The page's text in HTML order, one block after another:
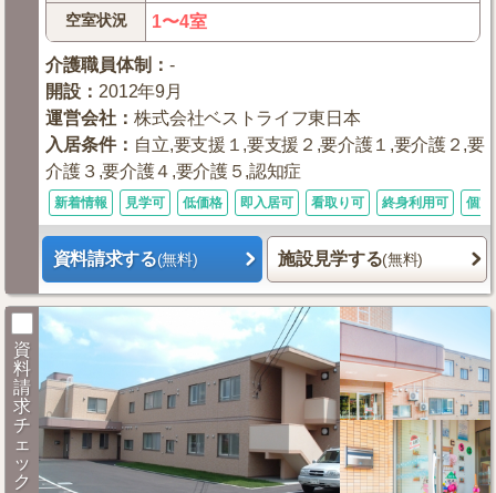
空室状況 1〜4室
介護職員体制 ：-
開設 ： 2012年9月
運営会社 ：株式会社ベストライフ東日本
入居条件： 自立,要支援１,要支援２,要介護１,要介護２,要
介護３,要介護４,要介護５,認知症
新着情報 見学可 低価格 即入居可 看取り可 終身利用可 個室
資料請求する(無料) 施設見学する(無料)
資
料
請
求
チ
ェ
ッ
ク